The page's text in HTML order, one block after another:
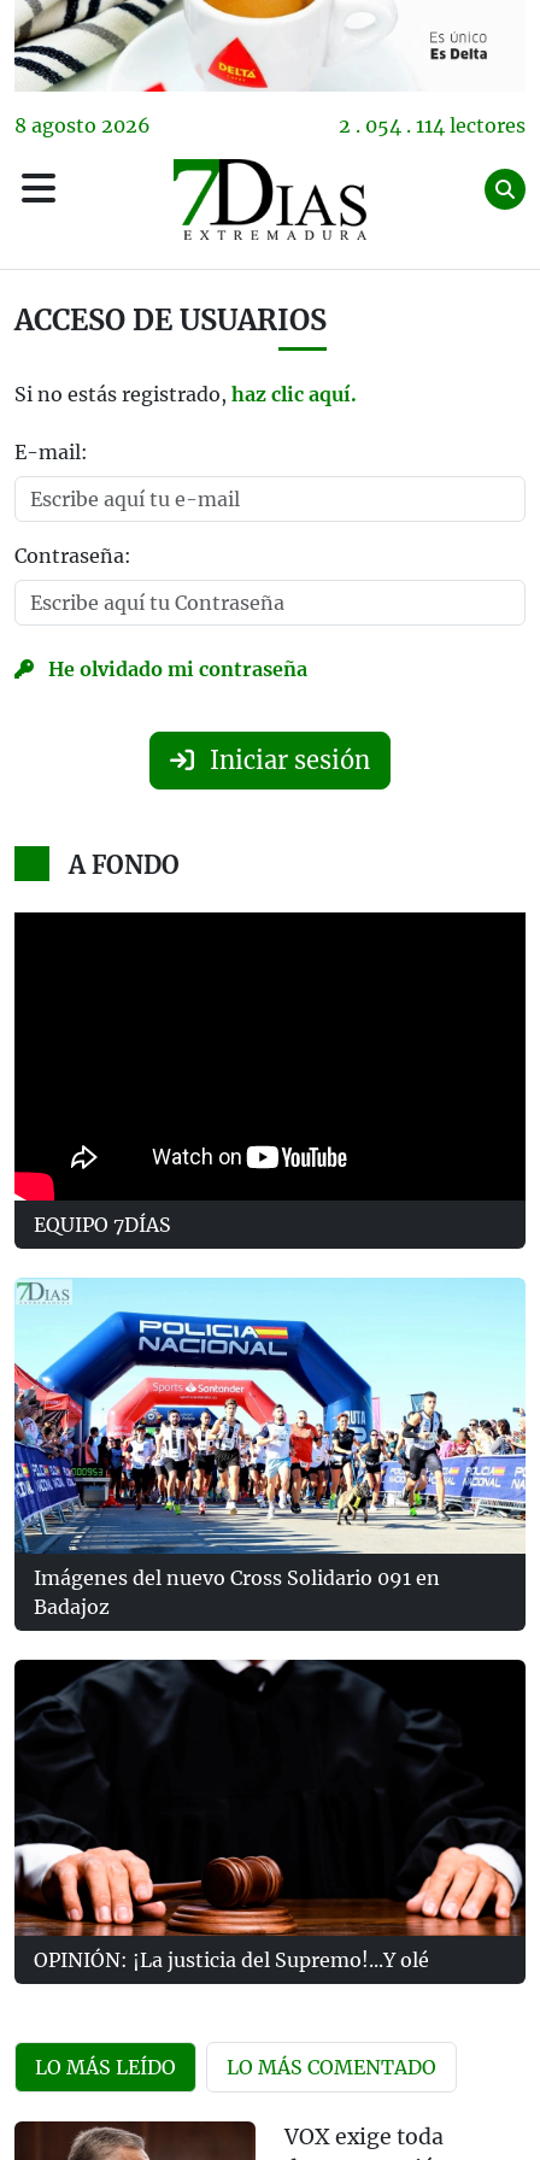
8 agosto 2026 2 . 054 . 114 lectores
ACCESO DE USUARIOS
Si no estás registrado, haz clic aquí.
E-mail:
Contraseña:
He olvidado mi contraseña
Iniciar sesión
A FONDO
EQUIPO 7DÍAS
Imágenes del nuevo Cross Solidario 091 en
Badajoz
OPINIÓN: ¡La justicia del Supremo!...Y olé
LO MÁS LEÍDO LO MÁS COMENTADO
VOX exige toda